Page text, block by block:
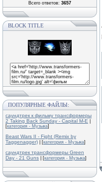
Всего ответов: 3657
BLOCK TITLE
ПОПУЛЯРНЫЕ ФАЙЛЫ:
саундтрек к фильму трансформеры
2 Taking Back Sunday - Capital M-E
[категория - Музыка]
Beast Wars II - Fight (Remix by
Taggenagger)
| [категория - Музыка]
саундтрек трансформеры Green
Day - 21 Guns
| [категория - Музыка]